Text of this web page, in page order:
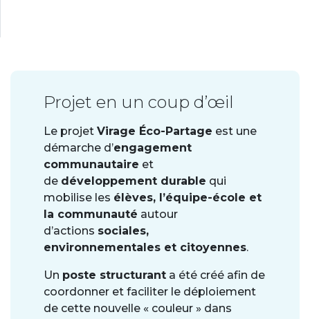
Projet en un coup d’œil
Le projet Virage Éco-Partage est une
démarche d’engagement
communautaire et
de développement durable qui
mobilise les élèves, l’équipe-école et
la communauté autour
d’actions sociales,
environnementales et citoyennes.
Un poste structurant a été créé afin de
coordonner et faciliter le déploiement
de cette nouvelle « couleur » dans